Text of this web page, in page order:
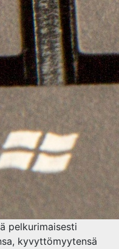
pelkurimaisesti
kyvyttömyytensä